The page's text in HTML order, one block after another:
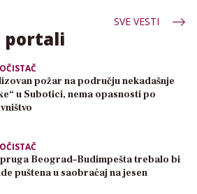
SVE VESTI
portali
požar na području nekadašnje
u Subotici, nema opasnosti po
Beograd–Budimpešta trebalo bi
puštena u saobraćaj na jesen